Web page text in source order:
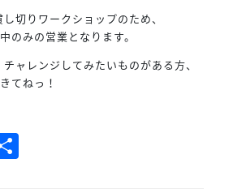
切りワークショップのため、
のみの営業となります。
ャレンジしてみたいものがある方、
てねっ！